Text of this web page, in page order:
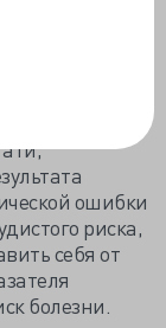
и с
- только при
ошибки
риска,
себя от
болезни.